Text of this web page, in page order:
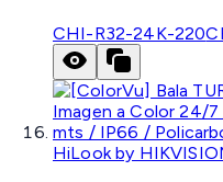
CHI-R32-24K-220
HiLook by